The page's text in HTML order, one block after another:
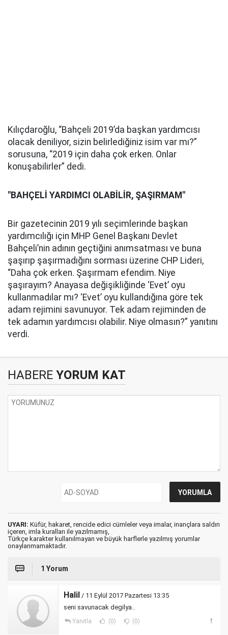
Kılıçdaroğlu, “Bahçeli 2019’da başkan yardımcısı
olacak deniliyor, sizin belirlediğiniz isim var mı?”
sorusuna, “2019 için daha çok erken. Onlar
konuşabilirler” dedi.
"BAHÇELİ YARDIMCI OLABİLİR, ŞAŞIRMAM"
Bir gazetecinin 2019 yılı seçimlerinde başkan
yardımcılığı için MHP Genel Başkanı Devlet
Bahçeli’nin adının geçtiğini anımsatması ve buna
şaşırıp şaşırmadığını sorması üzerine CHP Lideri,
“Daha çok erken. Şaşırmam efendim. Niye
şaşırayım? Anayasa değişikliğinde ‘Evet’ oyu
kullanmadılar mı? ‘Evet’ oyu kullandığına göre tek
adam rejimini savunuyor. Tek adam rejiminden de
tek adamın yardımcısı olabilir. Niye olmasın?” yanıtını
verdi.
HABERE YORUM KAT
UYARI: Küfür, hakaret, rencide edici cümleler veya imalar, inançlara saldırı
içeren, imla kuralları ile yazılmamış,
Türkçe karakter kullanılmayan ve büyük harflerle yazılmış yorumlar
onaylanmamaktadır.
1 Yorum
Halil / 11 Eylül 2017 Pazartesi 13:35
seni savunacak degilya..
Yanıtla (0) (0)